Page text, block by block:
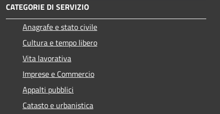
CATEGORIE DI SERVIZIO
Anagrafe e stato civile
Cultura e tempo libero
Vita lavorativa
Imprese e Commercio
Appalti pubblici
Catasto e urbanistica